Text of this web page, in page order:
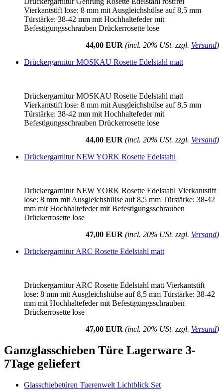
Vierkantstift lose: 8 mm mit Ausgleichshülse auf 8,5 mm
Türstärke: 38-42 mm mit Hochhaltefeder mit
Befestigungsschrauben Drückerrosette lose
44,00 EUR (incl. 20% USt. zzgl. Versand)
Drückergarnitur MOSKAU Rosette Edelstahl matt
Drückergarnitur MOSKAU Rosette Edelstahl matt
Vierkantstift lose: 8 mm mit Ausgleichshülse auf 8,5 mm
Türstärke: 38-42 mm mit Hochhaltefeder mit
Befestigungsschrauben Drückerrosette lose
44,00 EUR (incl. 20% USt. zzgl. Versand)
Drückergarnitur NEW YORK Rosette Edelstahl
Drückergarnitur NEW YORK Rosette Edelstahl Vierkantstift
lose: 8 mm mit Ausgleichshülse auf 8,5 mm Türstärke: 38-42
mm mit Hochhaltefeder mit Befestigungsschrauben
Drückerrosette lose
47,00 EUR (incl. 20% USt. zzgl. Versand)
Drückergarnitur ARC Rosette Edelstahl matt
Drückergarnitur ARC Rosette Edelstahl matt Vierkantstift
lose: 8 mm mit Ausgleichshülse auf 8,5 mm Türstärke: 38-42
mm mit Hochhaltefeder mit Befestigungsschrauben
Drückerrosette lose
47,00 EUR (incl. 20% USt. zzgl. Versand)
Ganzglasschieben Türe Lagerware 3-
7Tage geliefert
Glasschiebetüren Tuerenwelt Lichtblick Set